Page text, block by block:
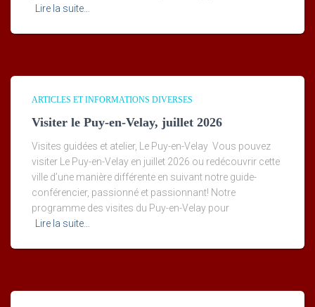
Lire la suite…
ARTICLES ET INFORMATIONS DIVERSES
Visiter le Puy-en-Velay, juillet 2026
Visites guidées et atelier, Le Puy-en-Velay Vous pouvez
visiter Le Puy-en-Velay en juillet 2026 ou redécouvrir cette
ville d’une manière différente en suivant notre guide-
conférencier, passionné et passionnant! Notre
programme des visites du Puy-en-Velay pour
Lire la suite…